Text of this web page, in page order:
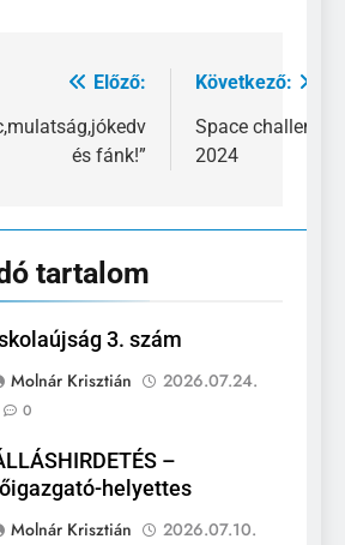
Előző:
és fánk!”
Következő:
Space challenge
2024
tartalom
3. szám
Molnár Krisztián
2026.07.24.
0
–
helyettes
Molnár Krisztián
2026.07.10.